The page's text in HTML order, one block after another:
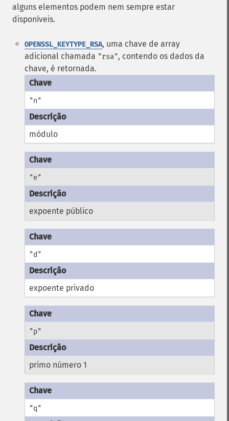
alguns elementos podem nem sempre estar
disponíveis.
OPENSSL_KEYTYPE_RSA, uma chave de array
adicional chamada "rsa", contendo os dados da
chave, é retornada.
"n"
módulo
"e"
expoente público
"d"
expoente privado
"p"
primo número 1
"q"